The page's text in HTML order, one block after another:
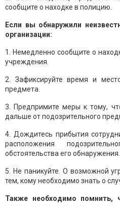
сообщите о находке в полицию.
Если вы обнаружили
организации:
1. Немедленно сообщите о
учреждения.
2. Зафиксируйте время и
предмета.
3. Предпримите меры к тому,
дальше от подозрительного
4. Дождитесь прибытия
расположения
обстоятельства его обнаружения.
5. Не паникуйте. О возможной
тем, кому необходимо знать о
Также необходимо помнить,